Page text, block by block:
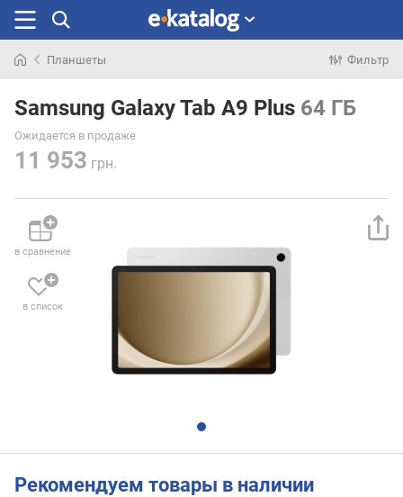
раньше
Планшеты Фильтр
Samsung Galaxy Tab A9 Plus 64 ГБ
Ожидается в продаже
11 953 грн.
в сравнение
в список
Рекомендуем товары в наличии